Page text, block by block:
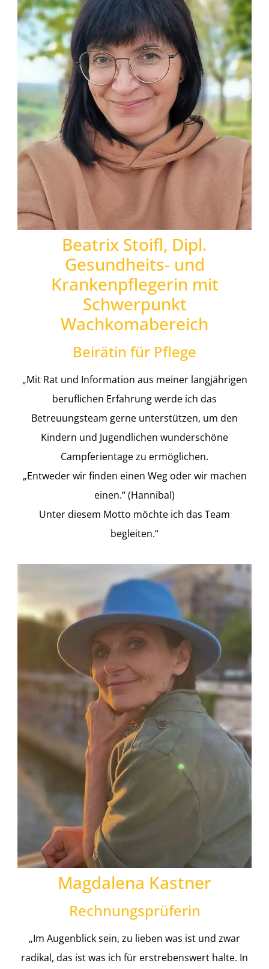
Beatrix Stoifl, Dipl.
Gesundheits- und
Krankenpflegerin mit
Schwerpunkt
Wachkomabereich
Beirätin für Pflege
„Mit Rat und Information aus meiner langjährigen
beruflichen Erfahrung werde ich das
Betreuungsteam gerne unterstützen, um den
Kindern und Jugendlichen wunderschöne
Campferientage zu ermöglichen.
„Entweder wir finden einen Weg oder wir machen
einen.“ (Hannibal)
Unter diesem Motto möchte ich das Team
begleiten.“
Magdalena Kastner
Rechnungsprüferin
„Im Augenblick sein, zu lieben was ist und zwar
radikal, das ist was ich für erstrebenswert halte. In